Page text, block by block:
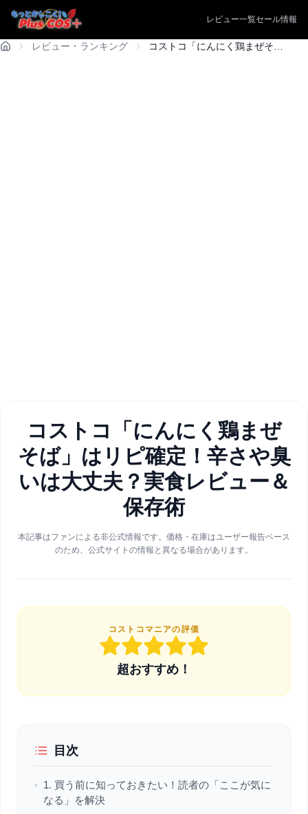
レビュー一覧セール情報
レビュー・ランキング
コストコ「にんにく鶏まぜ
そば」はリピ確定！辛さや臭
いは大丈夫？実食レビュー＆
保存術
本記事はファンによる非公式情報です。価格・在庫はユーザー報告ベース
のため、公式サイトの情報と異なる場合があります。
コストコマニアの評価
超おすすめ！
目次
• 1. 買う前に知っておきたい！読者の「ここが気に
なる」を解決